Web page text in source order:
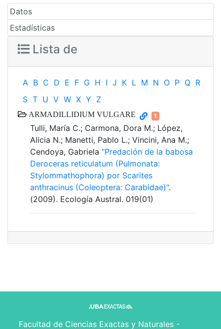
Datos
Estadísticas
Lista de
A B C D E F G H I J K L M N O P Q R
S T U V W X Y Z
ARMADILLIDIUM VULGARE 1
Tulli, María C.; Carmona, Dora M.; López,
Alicia N.; Manetti, Pablo L.; Vincini, Ana M.;
Cendoya, Gabriela "Predación de la babosa
Deroceras reticulatum (Pulmonata:
Stylommathophora) por Scarites
anthracinus (Coleoptera: Carabidae)".
(2009). Ecología Austral. 019(01)
Facultad de Ciencias Exactas y Naturales -